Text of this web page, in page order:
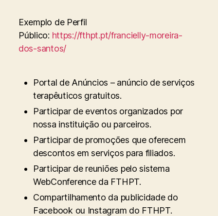
Exemplo de Perfil
Público: https://fthpt.pt/francielly-moreira-
dos-santos/
Portal de Anúncios – anúncio de serviços
terapêuticos gratuitos.
Participar de eventos organizados por
nossa instituição ou parceiros.
Participar de promoções que oferecem
descontos em serviços para filiados.
Participar de reuniões pelo sistema
WebConference da FTHPT.
Compartilhamento da publicidade do
Facebook ou Instagram do FTHPT.